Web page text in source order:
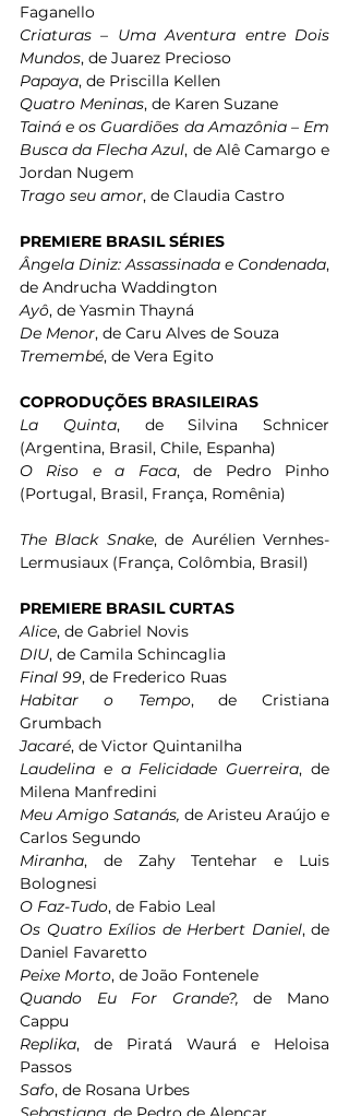
Faganello
Criaturas – Uma Aventura entre Dois
Mundos, de Juarez Precioso
Papaya, de Priscilla Kellen
Quatro Meninas, de Karen Suzane
Tainá e os Guardiões da Amazônia – Em
Busca da Flecha Azul, de Alê Camargo e
Jordan Nugem
Trago seu amor, de Claudia Castro
PREMIERE BRASIL SÉRIES
Ângela Diniz: Assassinada e Condenada,
de Andrucha Waddington
Ayô, de Yasmin Thayná
De Menor, de Caru Alves de Souza
Tremembé, de Vera Egito
COPRODUÇÕES BRASILEIRAS
La Quinta, de Silvina Schnicer
(Argentina, Brasil, Chile, Espanha)
O Riso e a Faca, de Pedro Pinho
(Portugal, Brasil, França, Romênia)
The Black Snake, de Aurélien Vernhes-
Lermusiaux (França, Colômbia, Brasil)
PREMIERE BRASIL CURTAS
Alice, de Gabriel Novis
DIU, de Camila Schincaglia
Final 99, de Frederico Ruas
Habitar o Tempo, de Cristiana
Grumbach
Jacaré, de Victor Quintanilha
Laudelina e a Felicidade Guerreira, de
Milena Manfredini
Meu Amigo Satanás, de Aristeu Araújo e
Carlos Segundo
Miranha, de Zahy Tentehar e Luis
Bolognesi
O Faz-Tudo, de Fabio Leal
Os Quatro Exílios de Herbert Daniel, de
Daniel Favaretto
Peixe Morto, de João Fontenele
Quando Eu For Grande?, de Mano
Cappu
Replika, de Piratá Waurá e Heloisa
Passos
Safo, de Rosana Urbes